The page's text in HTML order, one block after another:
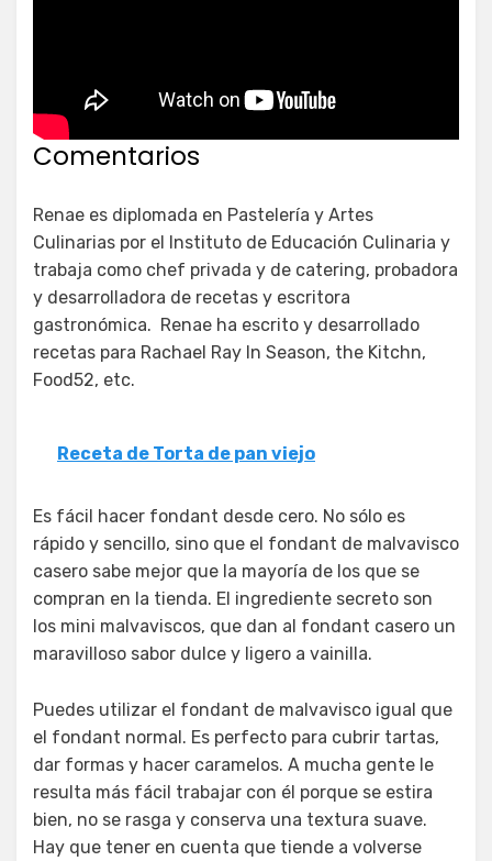
Comentarios
Renae es diplomada en Pastelería y Artes
Culinarias por el Instituto de Educación Culinaria y
trabaja como chef privada y de catering, probadora
y desarrolladora de recetas y escritora
gastronómica. Renae ha escrito y desarrollado
recetas para Rachael Ray In Season, the Kitchn,
Food52, etc.
Receta de Torta de pan viejo
Es fácil hacer fondant desde cero. No sólo es
rápido y sencillo, sino que el fondant de malvavisco
casero sabe mejor que la mayoría de los que se
compran en la tienda. El ingrediente secreto son
los mini malvaviscos, que dan al fondant casero un
maravilloso sabor dulce y ligero a vainilla.
Puedes utilizar el fondant de malvavisco igual que
el fondant normal. Es perfecto para cubrir tartas,
dar formas y hacer caramelos. A mucha gente le
resulta más fácil trabajar con él porque se estira
bien, no se rasga y conserva una textura suave.
Hay que tener en cuenta que tiende a volverse